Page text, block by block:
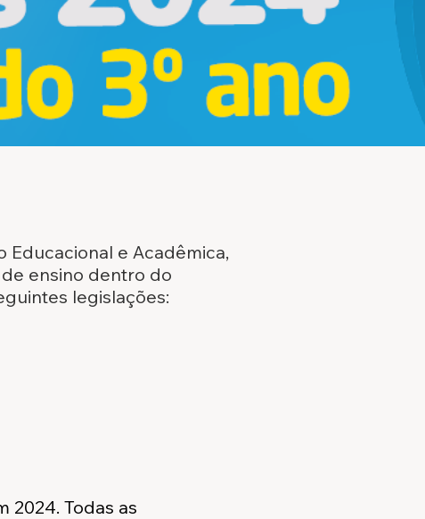
Educacional e Acadêmica,
ensino dentro do
legislações:
2024. Todas as